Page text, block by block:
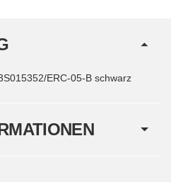
ERC-05-B schwarz